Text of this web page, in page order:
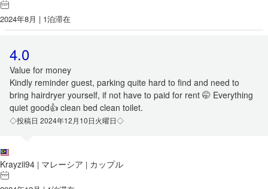
2024年8月 | 1泊滞在
4.0
Value for money
Kindly reminder guest, parking quite hard to find and need to
bring hairdryer yourself, if not have to paid for rent 🤭 Everything
quiet good👍 clean bed clean toilet.
◇投稿日 2024年12月10日火曜日◇
Krayzii94 | マレーシア | カップル